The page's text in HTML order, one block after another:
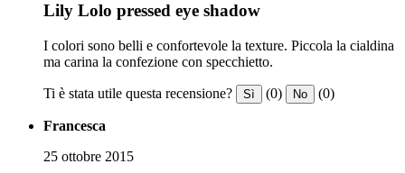
Lily Lolo pressed eye shadow
I colori sono belli e confortevole la texture. Piccola la cialdina
ma carina la confezione con specchietto.
Ti è stata utile questa recensione? Sì (0) No (0)
Francesca
25 ottobre 2015